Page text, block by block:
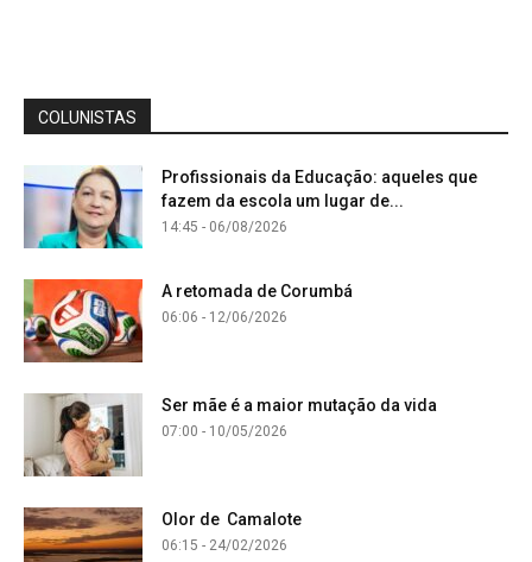
COLUNISTAS
Profissionais da Educação: aqueles que
fazem da escola um lugar de...
14:45 - 06/08/2026
A retomada de Corumbá
06:06 - 12/06/2026
Ser mãe é a maior mutação da vida
07:00 - 10/05/2026
Olor de Camalote
06:15 - 24/02/2026